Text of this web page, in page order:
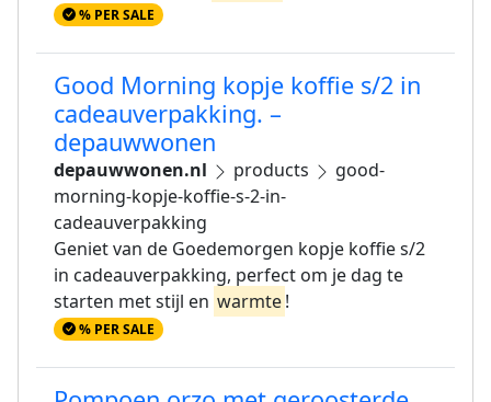
% PER SALE
Good Morning kopje koffie s/2 in
cadeauverpakking. –
depauwwonen
depauwwonen.nl products
good-
morning-kopje-koffie-s-2-in-
cadeauverpakking
Geniet van de Goedemorgen kopje koffie s/2
in cadeauverpakking, perfect om je dag te
starten met stijl en warmte!
% PER SALE